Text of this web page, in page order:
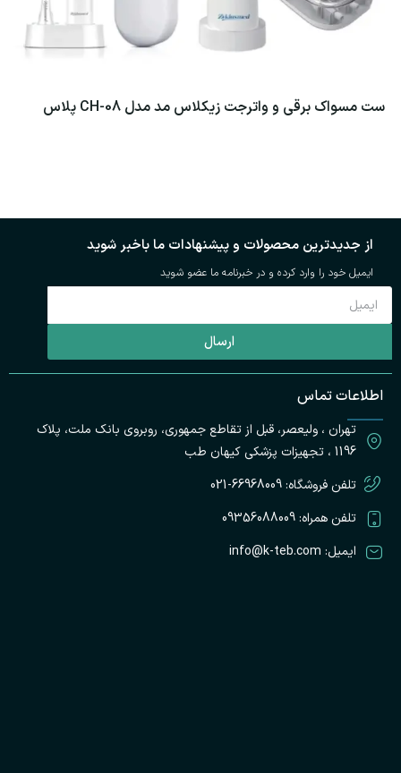
ست مسواک برقی و واترجت زیکلاس مد مدل CH-08 پلاس
از جدیدترین محصولات و پیشنهادات ما باخبر شوید
ایمیل خود را وارد کرده و در خبرنامه ما عضو شوید
ارسال
اطلاعات تماس
تهران ، ولیعصر، قبل از تقاطع جمهوری، روبروی بانک ملت، پلاک
1196 ، تجهیزات پزشکی کیهان طب
تلفن فروشگاه: 66968009-021
تلفن همراه: 09356088009
ایمیل: info@k-teb.com